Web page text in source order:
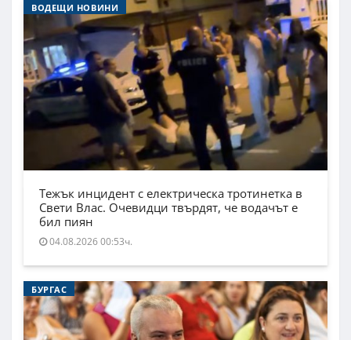
ВОДЕЩИ НОВИНИ
Тежък инцидент с електрическа тротинетка в
Свети Влас. Очевидци твърдят, че водачът е
бил пиян
04.08.2026 00:53ч.
БУРГАС